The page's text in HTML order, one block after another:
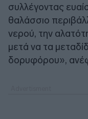
συλλέγοντας
θαλάσσιο
νερού, την
μετά να τα
δορυφόρου»,